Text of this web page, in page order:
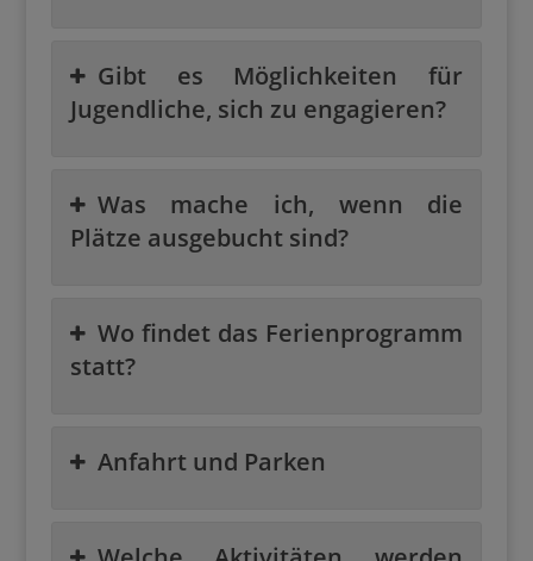
Gibt es Möglichkeiten für
Jugendliche, sich zu engagieren?
Was mache ich, wenn die
Plätze ausgebucht sind?
Wo findet das Ferienprogramm
statt?
Anfahrt und Parken